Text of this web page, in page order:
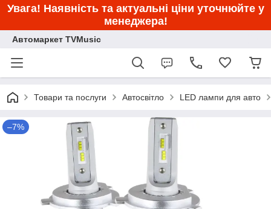
Увага! Наявність та актуальні ціни уточнюйте у
менеджера!
Автомаркет TVMusic
Товари та послуги Автосвітло LED лампи для авто
–7%